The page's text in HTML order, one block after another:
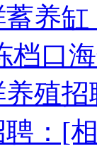
养
档口
殖
：[